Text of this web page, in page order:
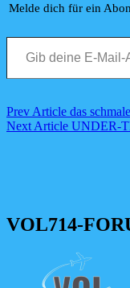
Melde dich für ein
Gib deine E-Mail-Adresse ein ...
Previous
Post
Prev Article das
Next
Next Article UNDER-
VOL714-